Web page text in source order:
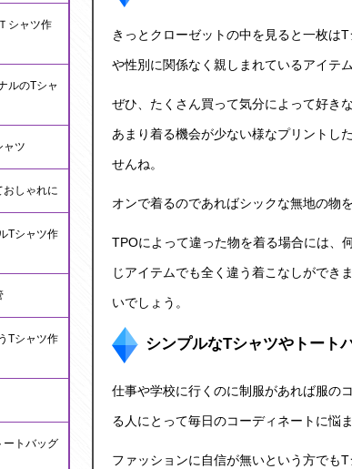
シャツ作
ルのTシャ
ャツ
おしゃれに
Tシャツ作
Tシャツ作
ートバッグ
きっとクローゼットの中を見ると一枚はT
や性別に関係なく親しまれているアイテム
ぜひ、たくさん買って気分によって好き
あまり着る機会が少ない様なプリントし
せんね。
オンで着るのであればシックな無地の物
TPOによって違った物を着る場合には、
じアイテムでも全く違う着こなしができ
いでしょう。
シンプルなTシャツやトート
仕事や学校に行くのに制服があれば服の
る人にとって毎日のコーディネートに悩
ファッションに自信が無いという方でも